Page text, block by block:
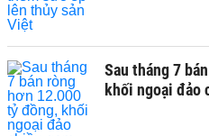
Sau tháng 7
khối ngoại đảo